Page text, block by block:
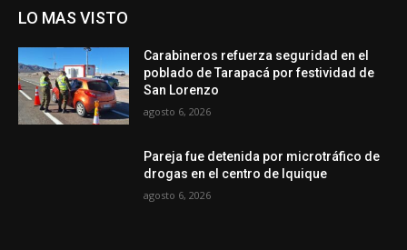
LO MAS VISTO
Carabineros refuerza seguridad en el
poblado de Tarapacá por festividad de
San Lorenzo
agosto 6, 2026
Pareja fue detenida por microtráfico de
drogas en el centro de Iquique
agosto 6, 2026